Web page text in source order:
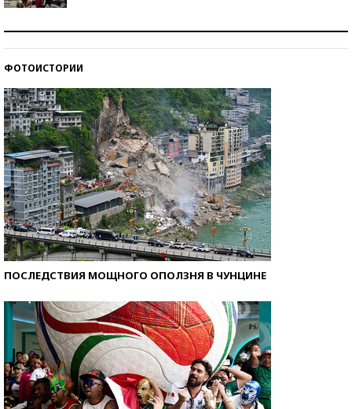
ФОТОИСТОРИИ
ПОСЛЕДСТВИЯ МОЩНОГО ОПОЛЗНЯ В ЧУНЦИНЕ